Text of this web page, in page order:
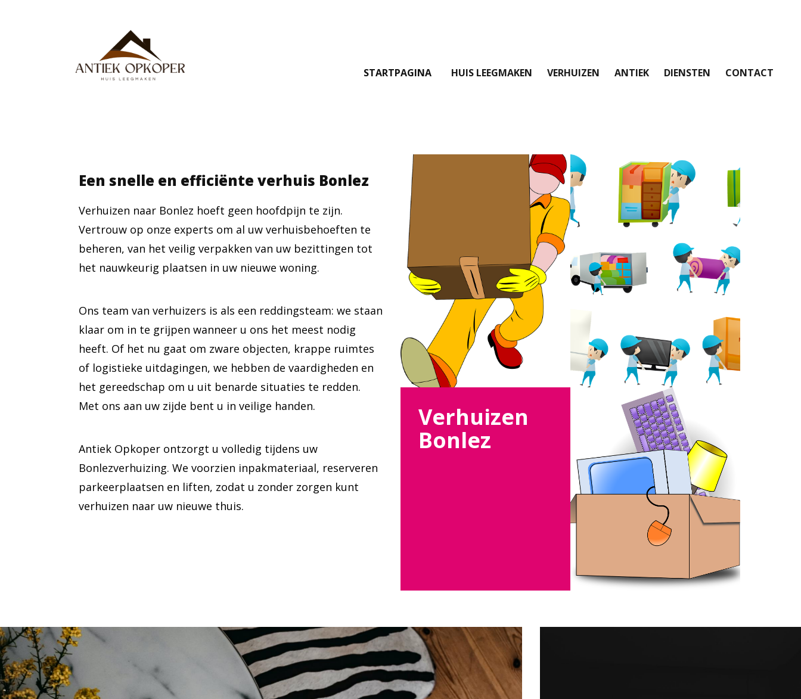
STARTPAGINA HUIS LEEGMAKEN VERHUIZEN ANTIEK DIENSTEN CONTACT
Een snelle en efficiënte verhuis Bonlez
Verhuizen naar Bonlez hoeft geen hoofdpijn te zijn.
Vertrouw op onze experts om al uw verhuisbehoeften te
beheren, van het veilig verpakken van uw bezittingen tot
het nauwkeurig plaatsen in uw nieuwe woning.
Ons team van verhuizers is als een reddingsteam: we staan
klaar om in te grijpen wanneer u ons het meest nodig
heeft. Of het nu gaat om zware objecten, krappe ruimtes
of logistieke uitdagingen, we hebben de vaardigheden en
het gereedschap om u uit benarde situaties te redden.
Met ons aan uw zijde bent u in veilige handen.
Antiek Opkoper ontzorgt u volledig tijdens uw
Bonlezverhuizing. We voorzien inpakmateriaal, reserveren
parkeerplaatsen en liften, zodat u zonder zorgen kunt
verhuizen naar uw nieuwe thuis.
Verhuizen
Bonlez